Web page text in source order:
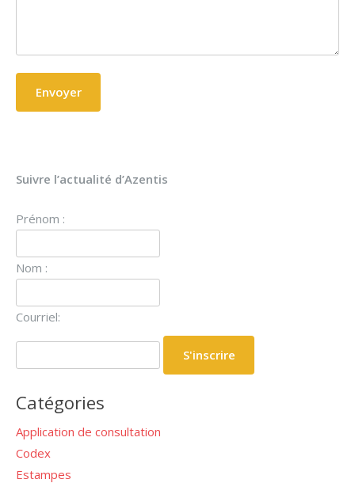
Suivre l’actualité d’Azentis
Prénom :
Nom :
Courriel:
Catégories
Application de consultation
Codex
Estampes